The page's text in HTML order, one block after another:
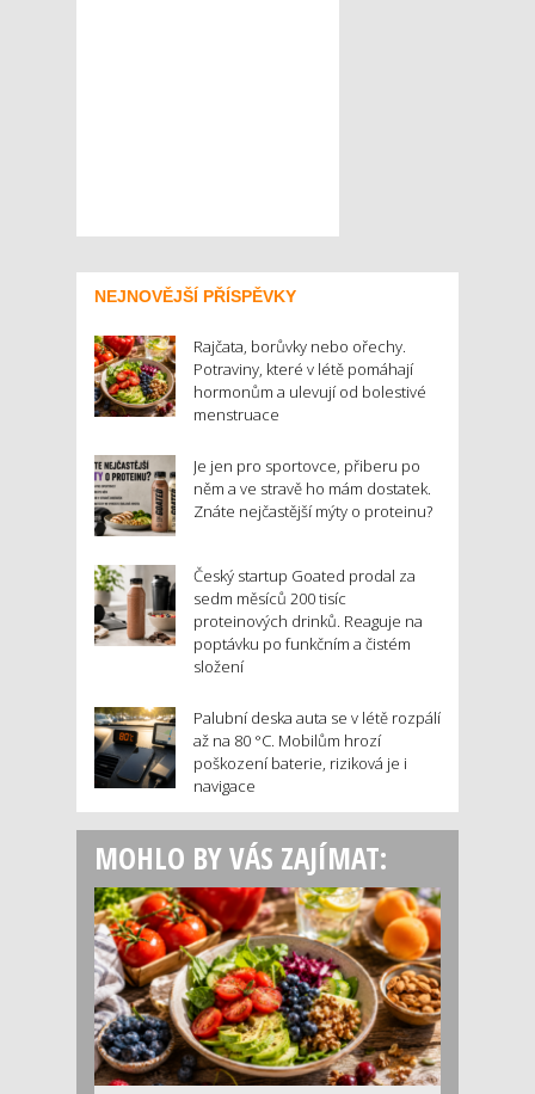
NEJNOVĚJŠÍ PŘÍSPĚVKY
Rajčata, borůvky nebo ořechy.
Potraviny, které v létě pomáhají
hormonům a ulevují od bolestivé
menstruace
Je jen pro sportovce, přiberu po
něm a ve stravě ho mám dostatek.
Znáte nejčastější mýty o proteinu?
Český startup Goated prodal za
sedm měsíců 200 tisíc
proteinových drinků. Reaguje na
poptávku po funkčním a čistém
složení
Palubní deska auta se v létě rozpálí
až na 80 °C. Mobilům hrozí
poškození baterie, riziková je i
navigace
MOHLO BY VÁS ZAJÍMAT: